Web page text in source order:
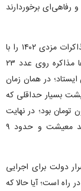
رفاهی‌ای برخوردارند
اما دولت با همین استدلال، اختیار تمام و کمالِ میز مذاکرات مزدی ۱۴۰۲ را با
همدستی کارفرمایان در دست گرفت و بعد از ساعت‌ها مذاکره روی عدد ۲۳
ایستاد؛ در همان زمان
۴۷ درصد و سبد معیشت بسیار حداقلی که
محاسبه شده بود، بیش از ۱۸ میلیون تومان بود؛ در نهایت
حداقل دستمزد و مزایای مزدی کارگران، یک‌سوم سبد معیشت و حدود ۹
و اصرار دولت برای اجرایی
راه است؛ آیا حالا که